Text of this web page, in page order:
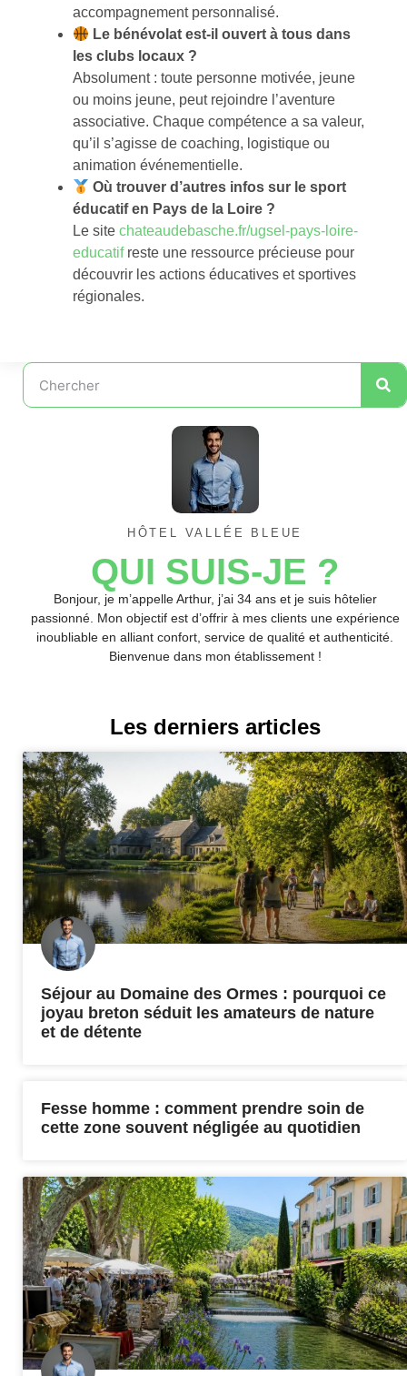
accompagnement personnalisé.
Le bénévolat est-il ouvert à tous dans
les clubs locaux ?
Absolument : toute personne motivée, jeune
ou moins jeune, peut rejoindre l’aventure
associative. Chaque compétence a sa valeur,
qu’il s’agisse de coaching, logistique ou
animation événementielle.
Où trouver d’autres infos sur le sport
éducatif en Pays de la Loire ?
Le site chateaudebasche.fr/ugsel-pays-loire-
educatifreste une ressource précieuse pour
découvrir les actions éducatives et sportives
régionales.
HÔTEL VALLÉE BLEUE
QUI SUIS-JE ?
Bonjour, je m’appelle Arthur, j’ai 34 ans et je suis hôtelier
passionné. Mon objectif est d’offrir à mes clients une expérience
inoubliable en alliant confort, service de qualité et authenticité.
Bienvenue dans mon établissement !
Les derniers articles
Séjour au Domaine des Ormes : pourquoi ce
joyau breton séduit les amateurs de nature
et de détente
Fesse homme : comment prendre soin de
cette zone souvent négligée au quotidien